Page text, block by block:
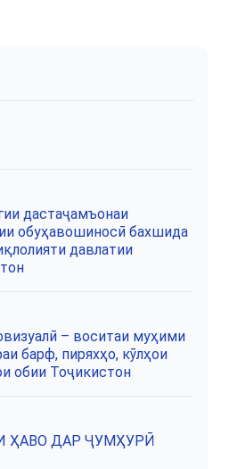
дастаҷамъонаи
обуҳавошиносӣ бахшида
давлатии
– воситаи муҳими
барф, пиряхҳо, кӯлҳои
обии Тоҷикистон
ҲАВО ДАР ҶУМҲУРӢ